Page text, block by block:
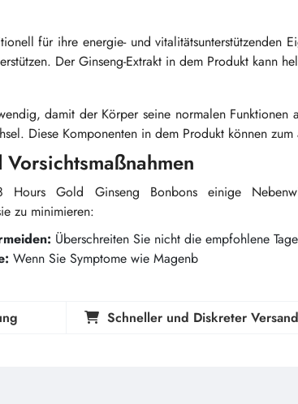
für ihre energie- und vitalitätsunterstützenden
Der Ginseng-Extrakt in dem Produkt kann
damit der Körper seine normalen Funktionen
Diese Komponenten in dem Produkt können
Gold Ginseng Bonbons einige
zu minimieren:
Überschreiten Sie nicht die empfohlene
Wenn Sie Symptome wie Magenb
Schneller und Diskreter Versand